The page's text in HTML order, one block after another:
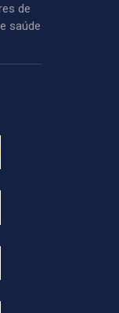
de
saúde